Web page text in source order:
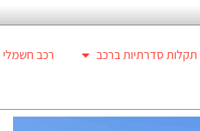
תקלות סדרתיות ברכב רכב חשמלי